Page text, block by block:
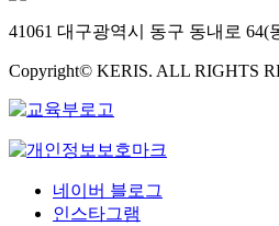
41061 대구광역시 동구 동내로 64(
Copyright© KERIS. ALL RIGHTS
네이버 블로그
인스타그램